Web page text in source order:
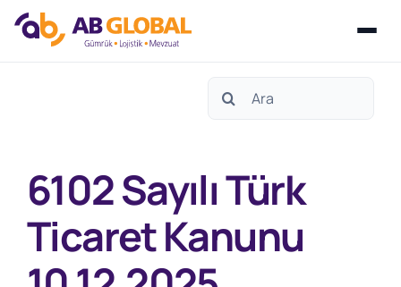
Search
6102 Sayılı Türk
Ticaret Kanunu